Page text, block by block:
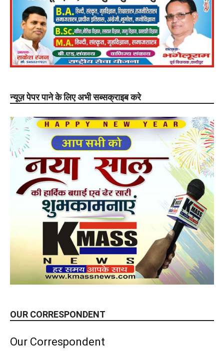
न्यूज़ पेपर पाने के लिए अभी सब्सक्राइब करे
OUR CORRESPONDENT
Our Correspondent